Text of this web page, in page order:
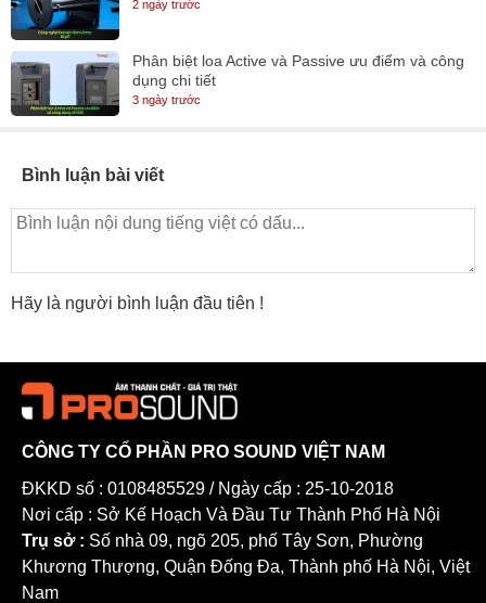
2 ngày trước
Phân biệt loa Active và Passive ưu điểm và công
dụng chi tiết
3 ngày trước
Bình luận bài viết
Hãy là người bình luận đầu tiên !
CÔNG TY CỔ PHẦN PRO SOUND VIỆT NAM
ĐKKD số : 0108485529 / Ngày cấp : 25-10-2018
Nơi cấp : Sở Kế Hoạch Và Đầu Tư Thành Phố Hà Nội
Trụ sở : Số nhà 09, ngõ 205, phố Tây Sơn, Phường
Khương Thượng, Quận Đống Đa, Thành phố Hà Nội, Việt
Nam